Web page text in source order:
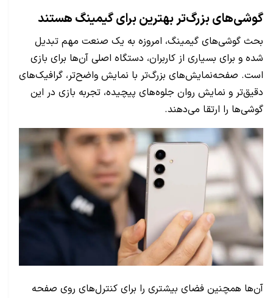
گوشی‌های بزرگ‌تر بهترین برای گیمینگ هستند
بحث گوشی‌های گیمینگ، امروزه به یک صنعت مهم تبدیل
شده و برای بسیاری از کاربران، دستگاه اصلی آن‌ها برای بازی
است. صفحه‌نمایش‌های بزرگ‌تر با نمایش واضح‌تر، گرافیک‌های
دقیق‌تر و نمایش روان جلوه‌های پیچیده، تجربه بازی در این
گوشی‌ها را ارتقا می‌دهند.
آن‌ها همچنین فضای بیشتری را برای کنترل‌های روی صفحه